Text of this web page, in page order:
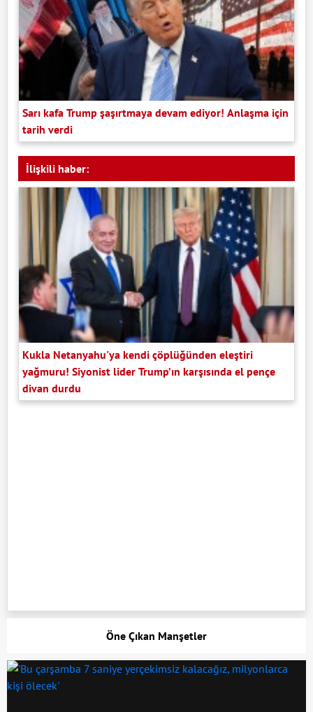
Sarı kafa Trump şaşırtmaya devam ediyor! Anlaşma için
tarih verdi
İlişkili haber:
Kukla Netanyahu'ya kendi çöplüğünden eleştiri
yağmuru! Siyonist lider Trump’ın karşısında el pençe
divan durdu
Öne Çıkan Manşetler